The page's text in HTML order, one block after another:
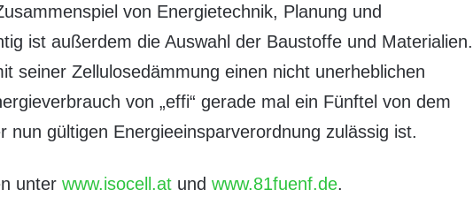
von Energietechnik, Planung und
ist außerdem die Auswahl der Baustoffe und Materialien.
seiner Zellulosedämmung einen nicht unerheblichen
von „effi“ gerade mal ein Fünftel von dem
nun gültigen Energieeinsparverordnung zulässig ist.
unter www.isocell.at und www.81fuenf.de.